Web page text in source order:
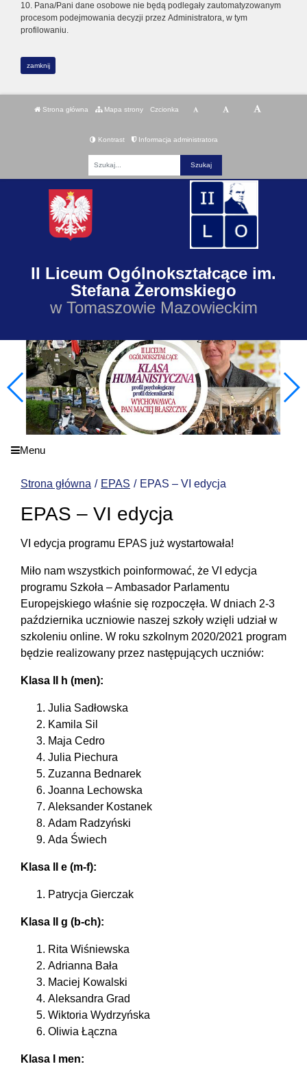
10. Pana/Pani dane osobowe nie będą podlegały zautomatyzowanym
procesom podejmowania decyzji przez Administratora, w tym
profilowaniu.
zamknij
Strona główna Mapa strony Czcionka
Kontrast Informacja administratora
II Liceum Ogólnokształcące im.
Stefana Żeromskiego
w Tomaszowie Mazowieckim
Menu
Strona główna EPAS EPAS – VI edycja
EPAS – VI edycja
VI edycja programu EPAS już wystartowała!
Miło nam wszystkich poinformować, że VI edycja
programu Szkoła – Ambasador Parlamentu
Europejskiego właśnie się rozpoczęła. W dniach 2-3
października uczniowie naszej szkoły wzięli udział w
szkoleniu online. W roku szkolnym 2020/2021 program
będzie realizowany przez następujących uczniów:
Klasa II h (men):
Julia Sadłowska
Kamila Sil
Maja Cedro
Julia Piechura
Zuzanna Bednarek
Joanna Lechowska
Aleksander Kostanek
Adam Radzyński
Ada Świech
Klasa II e (m-f):
Patrycja Gierczak
Klasa II g (b-ch):
Rita Wiśniewska
Adrianna Bała
Maciej Kowalski
Aleksandra Grad
Wiktoria Wydrzyńska
Oliwia Łączna
Klasa I men: